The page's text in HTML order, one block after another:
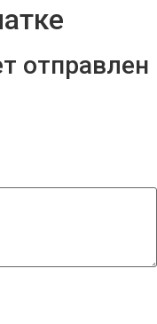
отправлен